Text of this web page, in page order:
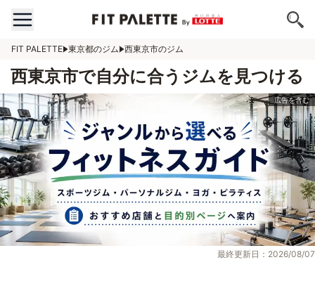
FIT PALETTE 東京都のジム 西東京市のジム
西東京市で自分に合うジムを見つける
最終更新日：2026/08/07